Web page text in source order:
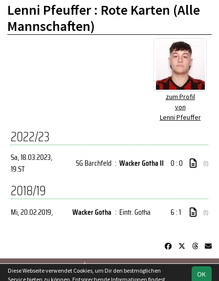
Lenni Pfeuffer : Rote Karten (Alle
Mannschaften)
zum Profil
von
Lenni Pfeuffer
2022/23
Sa, 18.03.2023,
19.ST
SG Barchfeld : Wacker Gotha II 0 : 0 (1)
2018/19
Mi, 20.02.2019, Wacker Gotha : Eintr. Gotha 6 : 1 (1)
soccero.de
OK
Diese Webseite verwendet Cookies, um Dir den bestmöglichen
Service bieten zu können. Entsprechende Informationen findest